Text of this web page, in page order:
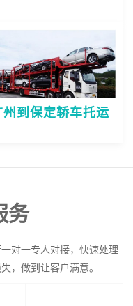
州到保定轿车托运
务
对一专人对接，快速处理
，做到让客户满意。